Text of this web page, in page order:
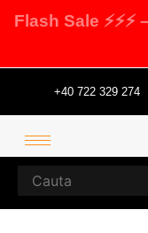
Flash Sale
+40 722 329 274